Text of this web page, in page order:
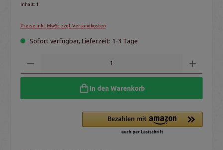
Inhalt: 1
Preise inkl. MwSt. zzgl. Versandkosten
Sofort verfügbar, Lieferzeit: 1-3 Tage
In den Warenkorb